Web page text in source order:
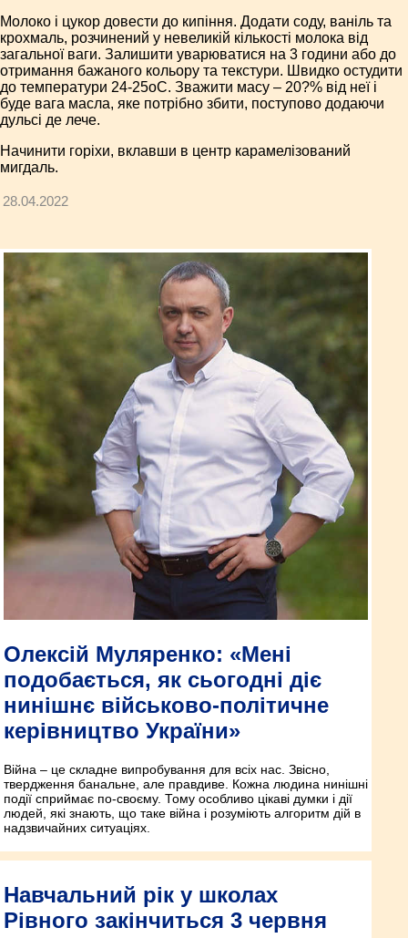
Молоко і цукор довести до кипіння. Додати соду, ваніль та
крохмаль, розчинений у невеликій кількості молока від
загальної ваги. Залишити уварюватися на 3 години або до
отримання бажаного кольору та текстури. Швидко остудити
до температури 24-25оС. Зважити масу – 20?% від неї і
буде вага масла, яке потрібно збити, поступово додаючи
дульсі де лече.
Начинити горіхи, вклавши в центр карамелізований
мигдаль.
28.04.2022
Олексій Муляренко: «Мені
подобається, як сьогодні діє
нинішнє військово-політичне
керівництво України»
Війна – це складне випробування для всіх нас. Звісно,
твердження банальне, але правдиве. Кожна людина нинішні
події сприймає по-своєму. Тому особливо цікаві думки і дії
людей, які знають, що таке війна і розуміють алгоритм дій в
надзвичайних ситуаціях.
Навчальний рік у школах
Рівного закінчиться 3 червня